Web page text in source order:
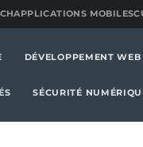
APPLICATIONS MOBILES
DÉVELOPPEMENT WEB
SÉCURITÉ